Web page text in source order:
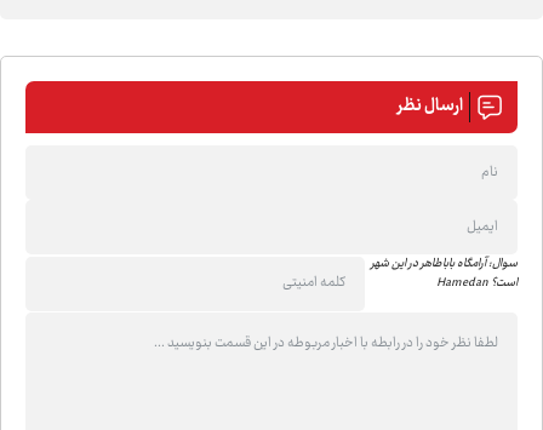
ارسال نظر
سوال: آرامگاه باباطاهر در این شهر
است؟ Hamedan